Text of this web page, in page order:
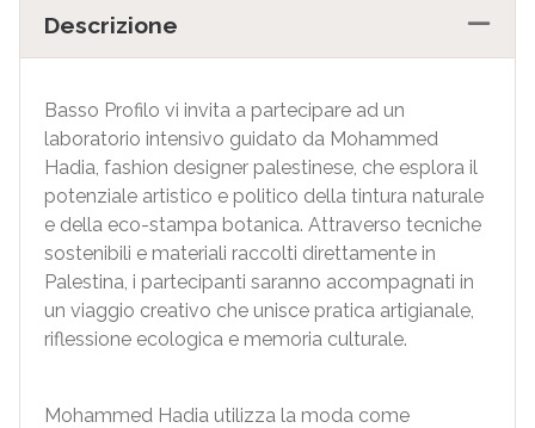
Descrizione
Basso Profilo vi invita a partecipare ad un
laboratorio intensivo guidato da Mohammed
Hadia, fashion designer palestinese, che esplora il
potenziale artistico e politico della tintura naturale
e della eco-stampa botanica. Attraverso tecniche
sostenibili e materiali raccolti direttamente in
Palestina, i partecipanti saranno accompagnati in
un viaggio creativo che unisce pratica artigianale,
riflessione ecologica e memoria culturale.
Mohammed Hadia utilizza la moda come